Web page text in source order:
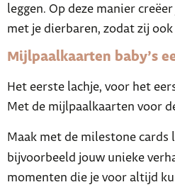
leggen. Op deze manier
met je dierbaren, zodat zij
Mijlpaalkaarten baby’s
Het eerste lachje, voor het
Met de mijlpaalkaarten voor
Maak met de milestone cards
bijvoorbeeld jouw unieke
momenten die je voor altijd